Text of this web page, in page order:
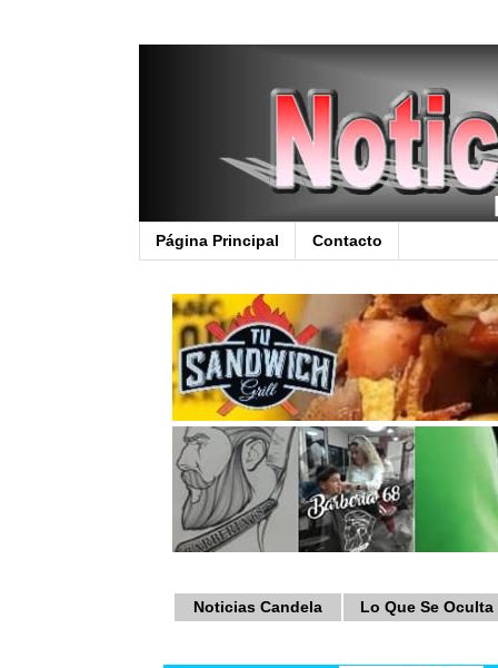
Página Principal Contacto
Noticias Candela Lo Que Se Oculta